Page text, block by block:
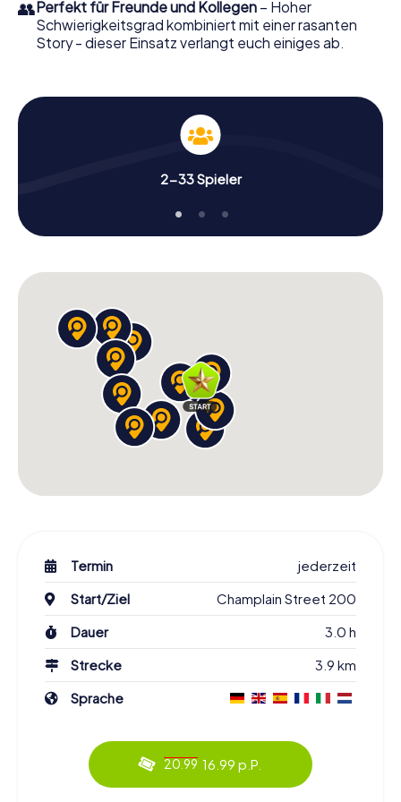
👥Perfekt für Freunde und Kollegen – Hoher
Schwierigkeitsgrad kombiniert mit einer rasanten
Story - dieser Einsatz verlangt euch einiges ab.
2-33 Spieler
Termin
jederzeit
Start/Ziel
Champlain Street 200
Dauer
3.0 h
Strecke
3.9 km
Sprache
20.99 16.99 p.P.